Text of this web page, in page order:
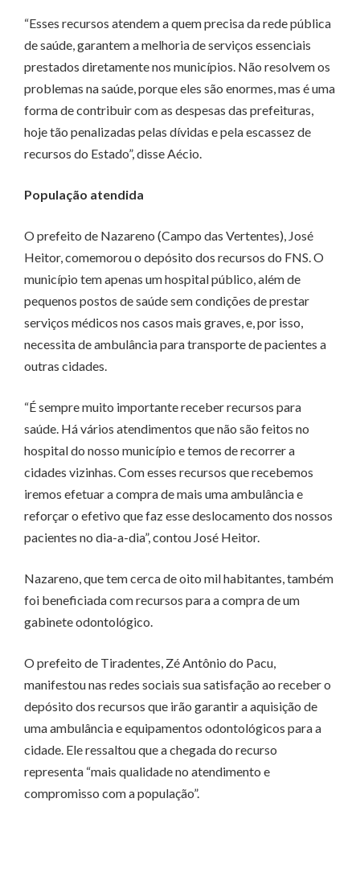
“Esses recursos atendem a quem precisa da rede pública
de saúde, garantem a melhoria de serviços essenciais
prestados diretamente nos municípios. Não resolvem os
problemas na saúde, porque eles são enormes, mas é uma
forma de contribuir com as despesas das prefeituras,
hoje tão penalizadas pelas dívidas e pela escassez de
recursos do Estado”, disse Aécio.
População atendida
O prefeito de Nazareno (Campo das Vertentes), José
Heitor, comemorou o depósito dos recursos do FNS. O
município tem apenas um hospital público, além de
pequenos postos de saúde sem condições de prestar
serviços médicos nos casos mais graves, e, por isso,
necessita de ambulância para transporte de pacientes a
outras cidades.
“É sempre muito importante receber recursos para
saúde. Há vários atendimentos que não são feitos no
hospital do nosso município e temos de recorrer a
cidades vizinhas. Com esses recursos que recebemos
iremos efetuar a compra de mais uma ambulância e
reforçar o efetivo que faz esse deslocamento dos nossos
pacientes no dia-a-dia”, contou José Heitor.
Nazareno, que tem cerca de oito mil habitantes, também
foi beneficiada com recursos para a compra de um
gabinete odontológico.
O prefeito de Tiradentes, Zé Antônio do Pacu,
manifestou nas redes sociais sua satisfação ao receber o
depósito dos recursos que irão garantir a aquisição de
uma ambulância e equipamentos odontológicos para a
cidade. Ele ressaltou que a chegada do recurso
representa “mais qualidade no atendimento e
compromisso com a população”.